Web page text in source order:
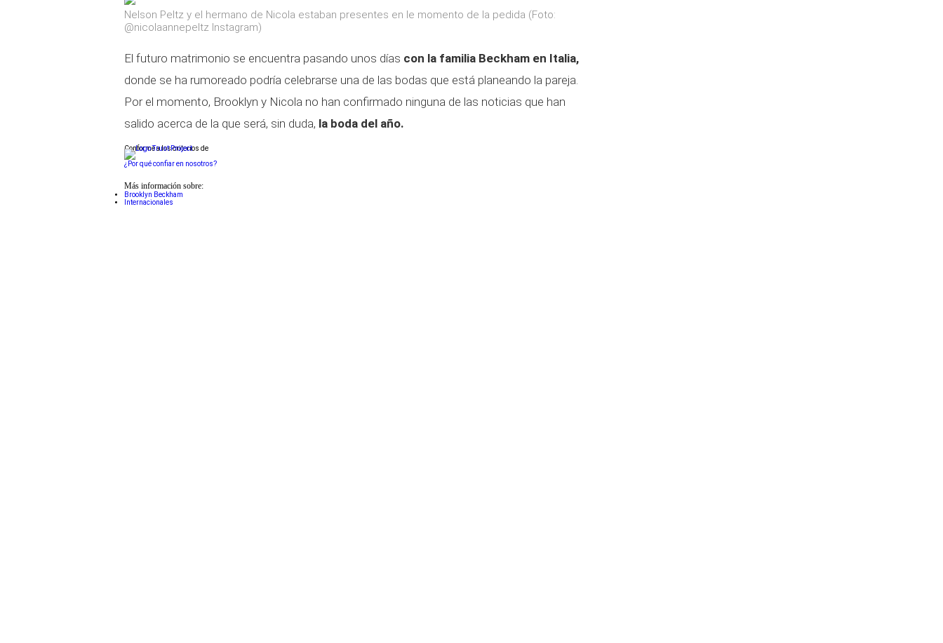
Nelson Peltz y el hermano de Nicola estaban presentes en le momento de la pedida (Foto:
@nicolaannepeltz Instagram)
El futuro matrimonio se encuentra pasando unos días con la familia Beckham en Italia,
donde se ha rumoreado podría celebrarse una de las bodas que está planeando la pareja.
Por el momento, Brooklyn y Nicola no han confirmado ninguna de las noticias que han
salido acerca de la que será, sin duda, la boda del año.
Conforme a los criterios de
¿Por qué confiar en nosotros?
Más información sobre:
Brooklyn Beckham
Internacionales